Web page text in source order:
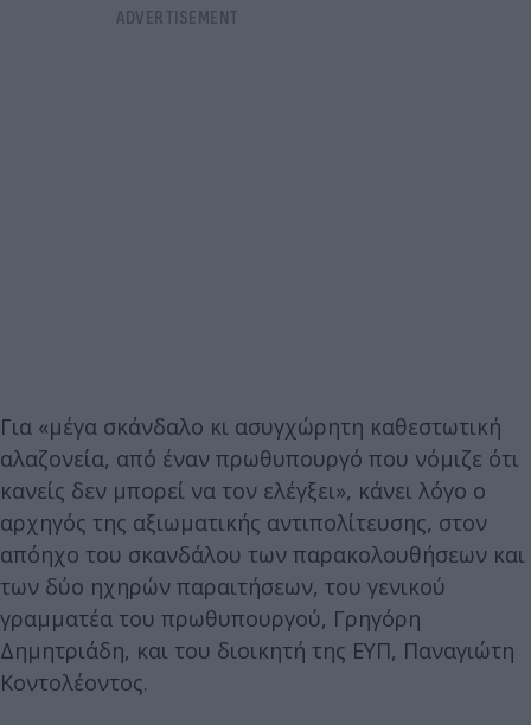
Για «μέγα σκάνδαλο κι ασυγχώρητη καθεστωτική
αλαζονεία, από έναν πρωθυπουργό που νόμιζε ότι
κανείς δεν μπορεί να τον ελέγξει», κάνει λόγο ο
αρχηγός της αξιωματικής αντιπολίτευσης, στον
απόηχο του σκανδάλου των παρακολουθήσεων και
των δύο ηχηρών παραιτήσεων, του γενικού
γραμματέα του πρωθυπουργού, Γρηγόρη
Δημητριάδη, και του διοικητή της ΕΥΠ, Παναγιώτη
Κοντολέοντος.